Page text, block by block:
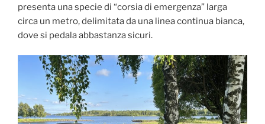
presenta una specie di “corsia di emergenza” larga
circa un metro, delimitata da una linea continua bianca,
dove si pedala abbastanza sicuri.